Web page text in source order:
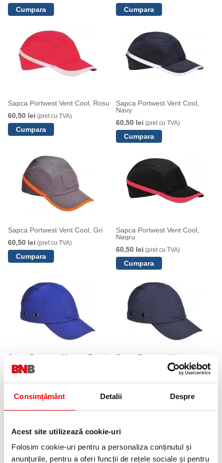
Consimțământ Detalii Despre
Acest site utilizează cookie-uri
Folosim cookie-uri pentru a personaliza conținutul și
anunțurile, pentru a oferi funcții de rețele sociale și pentru
Sapca Portwest Vent Cool, Rosu
60,50 lei (pret cu TVA)
Sapca Portwest Vent Cool,
Navy
60,50 lei (pret cu TVA)
Sapca Portwest Vent Cool, Gri
60,50 lei (pret cu TVA)
Sapca Portwest Vent Cool,
Negru
60,50 lei (pret cu TVA)
Sapca Portwest, Albastru Royal
54,90 lei
Sapca Portwest, Navy
(pret cu TVA)